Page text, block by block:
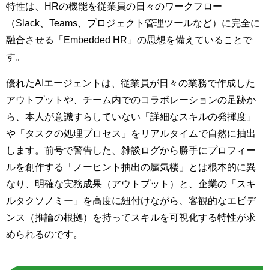
特性は、HRの機能を従業員の日々のワークフロー
（Slack、Teams、プロジェクト管理ツールなど）に完全に
融合させる「Embedded HR」の思想を備えていることで
す。
優れたAIエージェントは、従業員が日々の業務で作成した
アウトプットや、チーム内でのコラボレーションの足跡か
ら、本人が意識すらしていない「詳細なスキルの発揮度」
や「タスクの処理プロセス」をリアルタイムで自然に抽出
します。前号で警告した、雑談ログから勝手にプロフィー
ルを創作する「ノーヒント抽出の蜃気楼」とは根本的に異
なり、明確な実務成果（アウトプット）と、企業の「スキ
ルタクソノミー」を高度に紐付けながら、客観的なエビデ
ンス（推論の根拠）を持ってスキルを可視化する特性が求
められるのです。